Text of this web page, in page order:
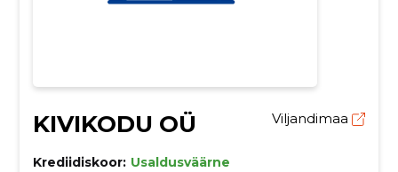
KIVIKODU OÜ Viljandimaa
Krediidiskoor: Usaldusväärne